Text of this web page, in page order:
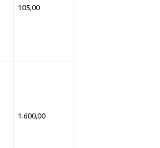
105,00
1.600,00